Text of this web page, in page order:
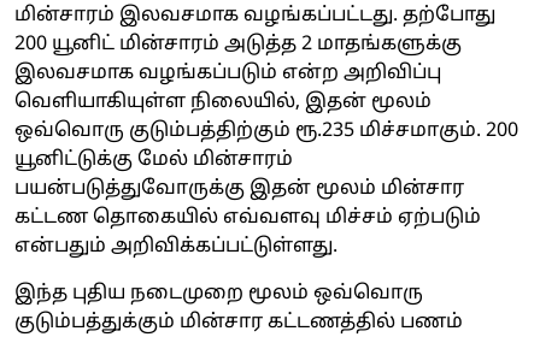
மின்சாரம் இலவசமாக வழங்கப்பட்டது. தற்போது
200 யூனிட் மின்சாரம் அடுத்த 2 மாதங்களுக்கு
இலவசமாக வழங்கப்படும் என்ற அறிவிப்பு
வெளியாகியுள்ள நிலையில், இதன் மூலம்
ஒவ்வொரு குடும்பத்திற்கும் ரூ.235 மிச்சமாகும். 200
யூனிட்டுக்கு மேல் மின்சாரம்
பயன்படுத்துவோருக்கு இதன் மூலம் மின்சார
கட்டண தொகையில் எவ்வளவு மிச்சம் ஏற்படும்
என்பதும் அறிவிக்கப்பட்டுள்ளது.
இந்த புதிய நடைமுறை மூலம் ஒவ்வொரு
குடும்பத்துக்கும் மின்சார கட்டணத்தில் பணம்